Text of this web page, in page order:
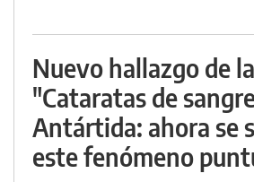
Nuevo hallazgo de
"Cataratas de
Antártida: ahora se
este fenómeno